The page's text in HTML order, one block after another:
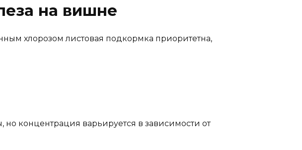
на вишне
хлорозом листовая подкормка приоритетна,
но концентрация варьируется в зависимости от